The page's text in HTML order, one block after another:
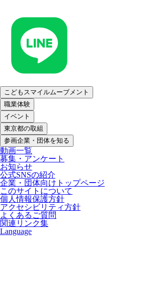
こどもスマイルムーブメント
職業体験
イベント
東京都の取組
参画企業・団体を知る
動画一覧
募集・アンケート
お知らせ
公式SNSの紹介
企業・団体向けトップページ
このサイトについて
個人情報保護方針
アクセシビリティ方針
よくあるご質問
関連リンク集
Language